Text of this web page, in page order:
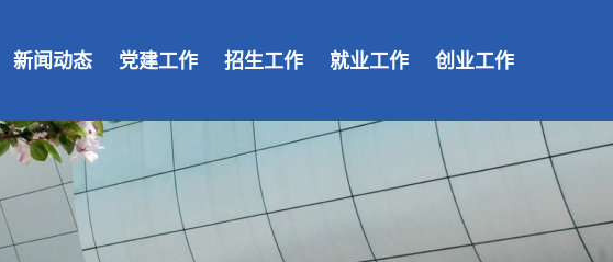
新闻动态 党建工作 招生工作 就业工作 创业工作